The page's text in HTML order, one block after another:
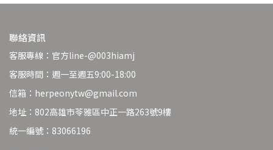
聯絡資訊
客服專線：官方line-@003hiamj
客服時間：週一至週五9:00-18:00
信箱：herpeonytw@gmail.com
地址：802高雄市苓雅區中正一路263號9樓
統一編號：83066196